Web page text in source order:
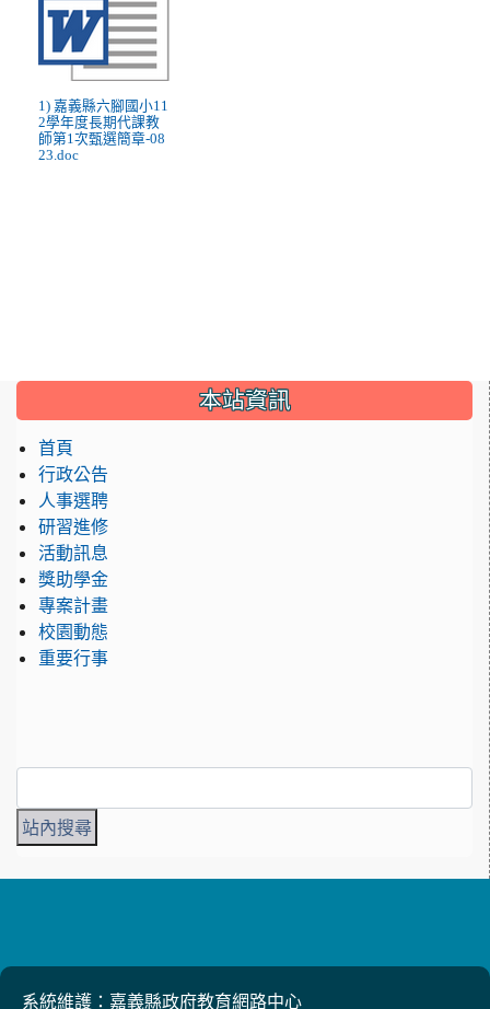
1) 嘉義縣六腳國小11
2學年度長期代課教
師第1次甄選簡章-08
23.doc
::: 本站資訊
首頁
行政公告
人事選聘
研習進修
活動訊息
獎助學金
專案計畫
校園動態
重要行事
系統維護：嘉義縣政府教育網路中心